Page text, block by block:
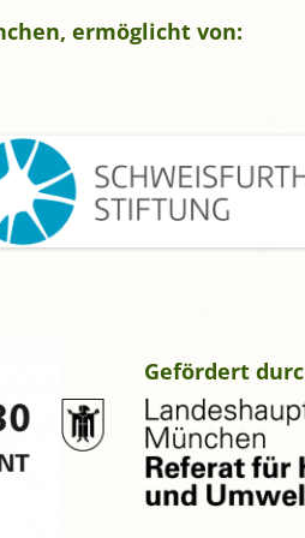
ermöglicht von:
Gefördert